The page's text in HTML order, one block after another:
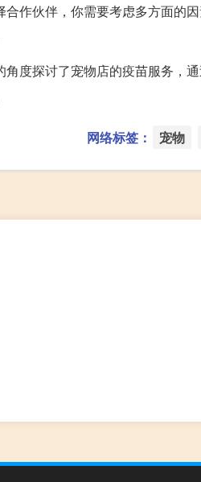
作伙伴，你需要考虑多方面的
度探讨了宠物店的疫苗服务，
网络标签： 宠物